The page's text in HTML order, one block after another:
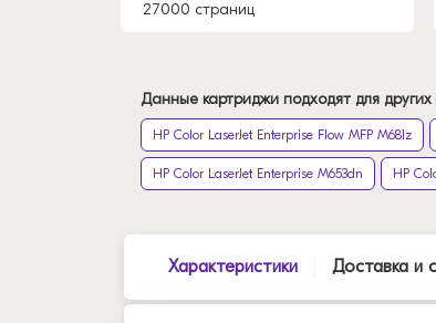
27000 страниц
Данные картриджи подходят для
HP Color LaserJet Enterprise Flow MFP M681z
HP Color LaserJet Enterprise M653dn HP
Характеристики Доставка и